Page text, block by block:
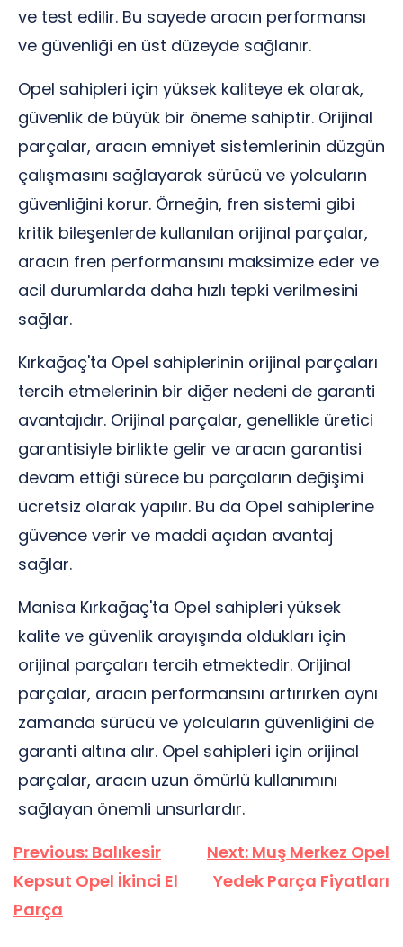
ve test edilir. Bu sayede aracın performansı
ve güvenliği en üst düzeyde sağlanır.
Opel sahipleri için yüksek kaliteye ek olarak,
güvenlik de büyük bir öneme sahiptir. Orijinal
parçalar, aracın emniyet sistemlerinin düzgün
çalışmasını sağlayarak sürücü ve yolcuların
güvenliğini korur. Örneğin, fren sistemi gibi
kritik bileşenlerde kullanılan orijinal parçalar,
aracın fren performansını maksimize eder ve
acil durumlarda daha hızlı tepki verilmesini
sağlar.
Kırkağaç'ta Opel sahiplerinin orijinal parçaları
tercih etmelerinin bir diğer nedeni de garanti
avantajıdır. Orijinal parçalar, genellikle üretici
garantisiyle birlikte gelir ve aracın garantisi
devam ettiği sürece bu parçaların değişimi
ücretsiz olarak yapılır. Bu da Opel sahiplerine
güvence verir ve maddi açıdan avantaj
sağlar.
Manisa Kırkağaç'ta Opel sahipleri yüksek
kalite ve güvenlik arayışında oldukları için
orijinal parçaları tercih etmektedir. Orijinal
parçalar, aracın performansını artırırken aynı
zamanda sürücü ve yolcuların güvenliğini de
garanti altına alır. Opel sahipleri için orijinal
parçalar, aracın uzun ömürlü kullanımını
sağlayan önemli unsurlardır.
Yazı
gezinmesi
Previous: Balıkesir
Kepsut Opel İkinci El
Parça
Next: Muş Merkez Opel
Yedek Parça Fiyatları